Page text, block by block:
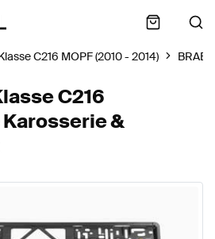
C216 MOPF (2010 - 2014)
C216
&